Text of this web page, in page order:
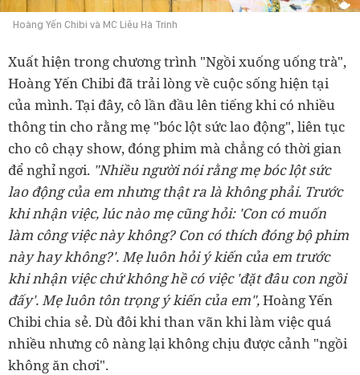
Hoàng Yến Chibi và MC Liêu Hà Trinh
Xuất hiện trong chương trình "Ngồi xuống uống trà",
Hoàng Yến Chibi đã trải lòng về cuộc sống hiện tại
của mình. Tại đây, cô lần đầu lên tiếng khi có nhiều
thông tin cho rằng mẹ "bóc lột sức lao động", liên tục
cho cô chạy show, đóng phim mà chẳng có thời gian
để nghỉ ngơi. "Nhiều người nói rằng mẹ bóc lột sức
lao động của em nhưng thật ra là không phải. Trước
khi nhận việc, lúc nào mẹ cũng hỏi: 'Con có muốn
làm công việc này không? Con có thích đóng bộ phim
này hay không?'. Mẹ luôn hỏi ý kiến của em trước
khi nhận việc chứ không hề có việc 'đặt đâu con ngồi
đấy'. Mẹ luôn tôn trọng ý kiến của em",Hoàng Yến
Chibi chia sẻ. Dù đôi khi than vãn khi làm việc quá
nhiều nhưng cô nàng lại không chịu được cảnh "ngồi
không ăn chơi".